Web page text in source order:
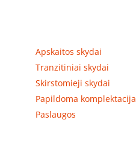
Apskaitos skydai
Tranzitiniai skydai
Skirstomieji skydai
Papildoma komplektacija
Paslaugos